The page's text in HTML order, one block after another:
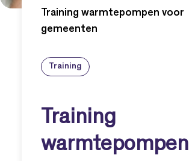
Training warmtepompen voor
gemeenten
Training
Training
warmtepompen